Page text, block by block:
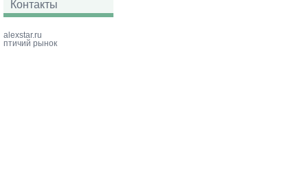
Контакты
alexstar.ru
птичий рынок